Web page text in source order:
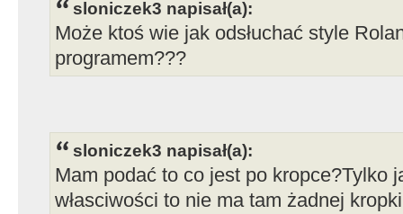
sloniczek3 napisał(a):
Może ktoś wie jak odsłuchać style
programem???
sloniczek3 napisał(a):
Mam podać to co jest po kropce?Tylko
własciwości to nie ma tam żadnej